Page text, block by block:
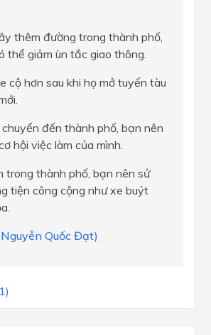
thêm đường trong thành phố,
thể giảm ùn tắc giao thông.
cộ hơn sau khi họ mở tuyến tàu
đến thành phố, bạn nên
hội việc làm của mình.
trong thành phố, bạn nên sử
tiện công cộng như xe buýt
Quốc Đạt)